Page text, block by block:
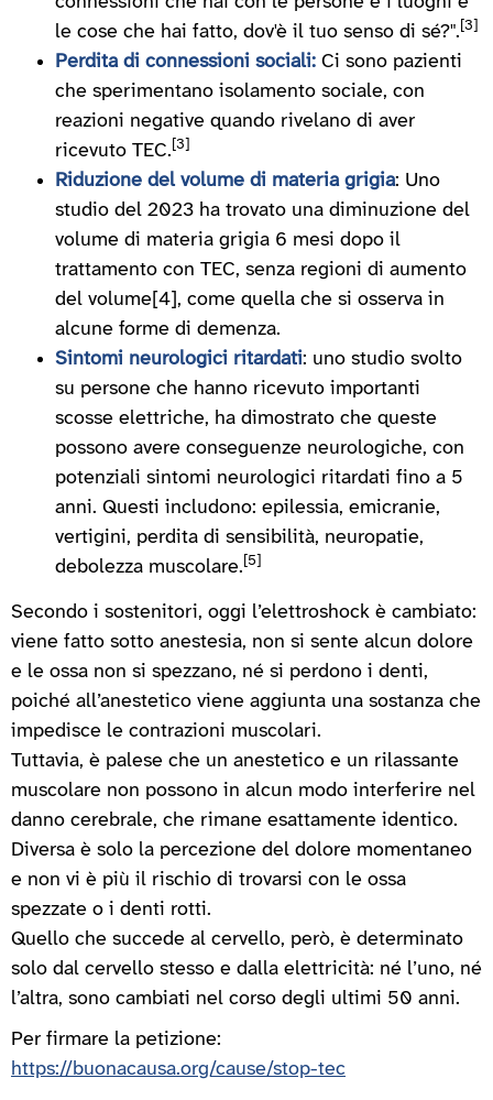
le cose che hai fatto, dov'è il tuo senso di sé?". [3]
Perdita di connessioni sociali: Ci sono pazienti
che sperimentano isolamento sociale, con
reazioni negative quando rivelano di aver
ricevuto TEC. [3]
Riduzione del volume di materia grigia: Uno
studio del 2023 ha trovato una diminuzione del
volume di materia grigia 6 mesi dopo il
trattamento con TEC, senza regioni di aumento
del volume[4], come quella che si osserva in
alcune forme di demenza.
Sintomi neurologici ritardati: uno studio svolto
su persone che hanno ricevuto importanti
scosse elettriche, ha dimostrato che queste
possono avere conseguenze neurologiche, con
potenziali sintomi neurologici ritardati fino a 5
anni. Questi includono: epilessia, emicranie,
vertigini, perdita di sensibilità, neuropatie,
debolezza muscolare. [5]
Secondo i sostenitori, oggi l’elettroshock è cambiato:
viene fatto sotto anestesia, non si sente alcun dolore
e le ossa non si spezzano, né si perdono i denti,
poiché all’anestetico viene aggiunta una sostanza che
impedisce le contrazioni muscolari.
Tuttavia, è palese che un anestetico e un rilassante
muscolare non possono in alcun modo interferire nel
danno cerebrale, che rimane esattamente identico.
Diversa è solo la percezione del dolore momentaneo
e non vi è più il rischio di trovarsi con le ossa
spezzate o i denti rotti.
Quello che succede al cervello, però, è determinato
solo dal cervello stesso e dalla elettricità: né l’uno, né
l’altra, sono cambiati nel corso degli ultimi 50 anni.
Per firmare la petizione:
https://buonacausa.org/cause/stop-tec